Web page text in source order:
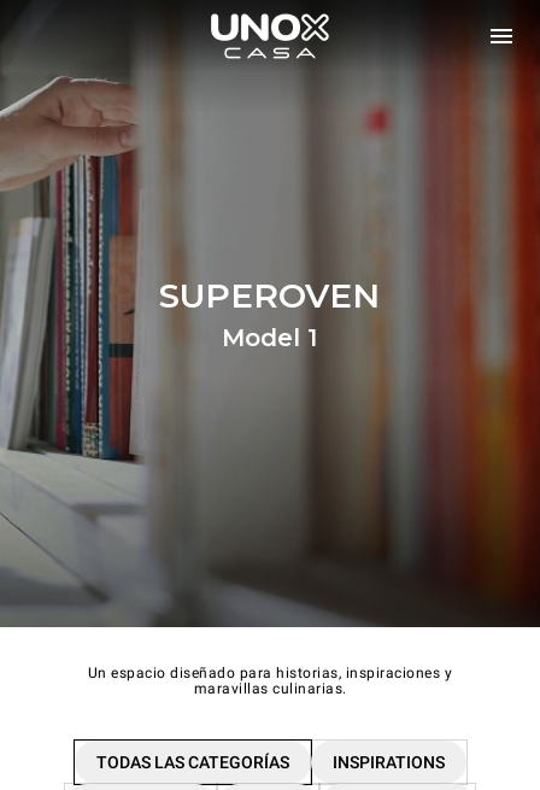
SUPEROVEN
Model 1
Un espacio diseñado para historias, inspiraciones y
maravillas culinarias.
TODAS LAS CATEGORÍAS INSPIRATIONS